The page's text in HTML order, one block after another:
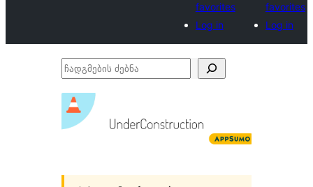
favorites
Log in
favorites
Log in
ჩადგმების